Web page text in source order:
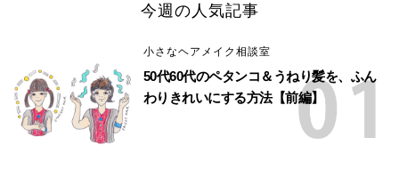
今週の人気記事
小さなヘアメイク相談室
50代60代のペタンコ＆うねり髪を、ふん
わりきれいにする方法【前編】